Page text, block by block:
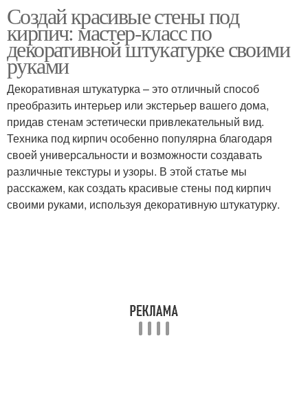
Штукатурки для
кирпичной стены
Создай красивые стены под
кирпич: мастер-класс по
декоративной штукатурке своими
руками
Декоративная штукатурка – это отличный способ
преобразить интерьер или экстерьер вашего дома,
придав стенам эстетически привлекательный вид.
Техника под кирпич особенно популярна благодаря
своей универсальности и возможности создавать
различные текстуры и узоры. В этой статье мы
расскажем, как создать красивые стены под кирпич
своими руками, используя декоративную штукатурку.